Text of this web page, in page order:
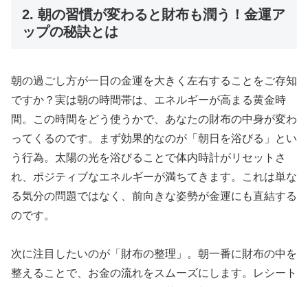
2. 朝の習慣が変わると財布も潤う！金運ア
ップの秘訣とは
朝の過ごし方が一日の金運を大きく左右することをご存知
ですか？実は朝の時間帯は、エネルギーが高まる黄金時
間。この時間をどう使うかで、あなたの財布の中身が変わ
ってくるのです。まず効果的なのが「朝日を浴びる」とい
う行為。太陽の光を浴びることで体内時計がリセットさ
れ、ポジティブなエネルギーが満ちてきます。これは単な
る気分の問題ではなく、前向きな姿勢が金運にも直結する
のです。
次に注目したいのが「財布の整理」。朝一番に財布の中を
整えることで、お金の流れをスムーズにします。レシート